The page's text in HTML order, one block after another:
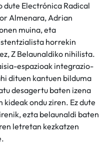
Electrónica Radical
Almenara, Adrian
muina, eta
horrekin
Z Belaunaldiko nihilista.
espazioak integrazio-
dituen kantuen bilduma
desagertu baten izena
ondu ziren. Ez dute
ezta belaunaldi baten
letretan kezkatzen